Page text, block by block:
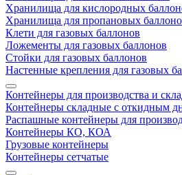
Хранилища для кислородных
Хранилища для пропановых
Клети для газовых баллонов
Ложементы для газовых баллонов
Стойки для газовых баллонов
Настенные крепления для газовых
Контейнеры для производства и
Контейнеры складные с откидным
Распашные контейнеры для
Контейнеры КО, КОА
Грузовые контейнеры
Контейнеры сетчатые